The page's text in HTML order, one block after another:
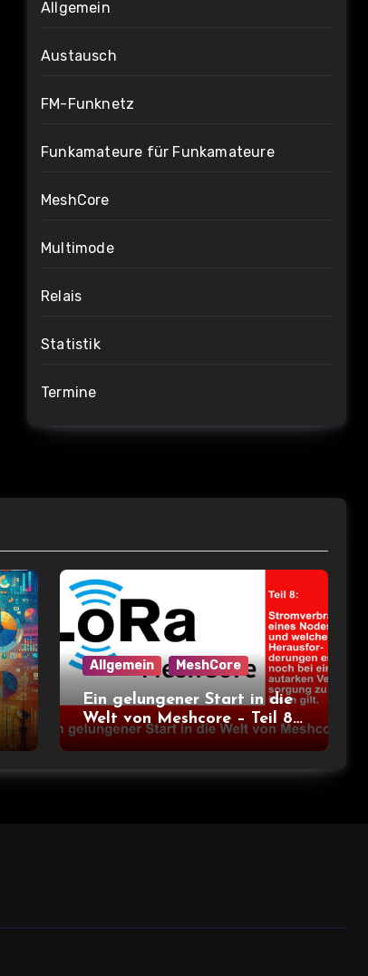
Allgemein
Austausch
FM-Funknetz
Funkamateure für Funkamateure
MeshCore
Multimode
Relais
Statistik
Termine
Allgemein MeshCore
Ein gelungener Start in die
Welt von Meshcore – Teil 8
– Stromverbrauch bei
verschiedenen Nodes